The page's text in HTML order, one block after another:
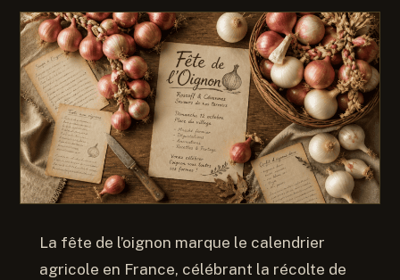
La fête de l’oignon marque le calendrier
agricole en France, célébrant la récolte de